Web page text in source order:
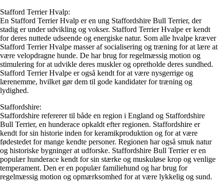
Stafford Terrier Hvalp:
En Stafford Terrier Hvalp er en ung Staffordshire Bull Terrier, der
stadig er under udvikling og vokser. Stafford Terrier Hvalpe er kendt
for deres nuttede udseende og energiske natur. Som alle hvalpe kræver
Stafford Terrier Hvalpe masser af socialisering og træning for at lære at
være velopdragne hunde. De har brug for regelmæssig motion og
stimulering for at udvikle deres muskler og opretholde deres sundhed.
Stafford Terrier Hvalpe er også kendt for at være nysgerrige og
lærenemme, hvilket gør dem til gode kandidater for træning og
lydighed.
Staffordshire:
Staffordshire refererer til både en region i England og Staffordshire
Bull Terrier, en hunderace opkaldt efter regionen. Staffordshire er
kendt for sin historie inden for keramikproduktion og for at være
fødestedet for mange kendte personer. Regionen har også smuk natur
og historiske bygninger at udforske. Staffordshire Bull Terrier er en
populær hunderace kendt for sin stærke og muskuløse krop og venlige
temperament. Den er en populær familiehund og har brug for
regelmæssig motion og opmærksomhed for at være lykkelig og sund.